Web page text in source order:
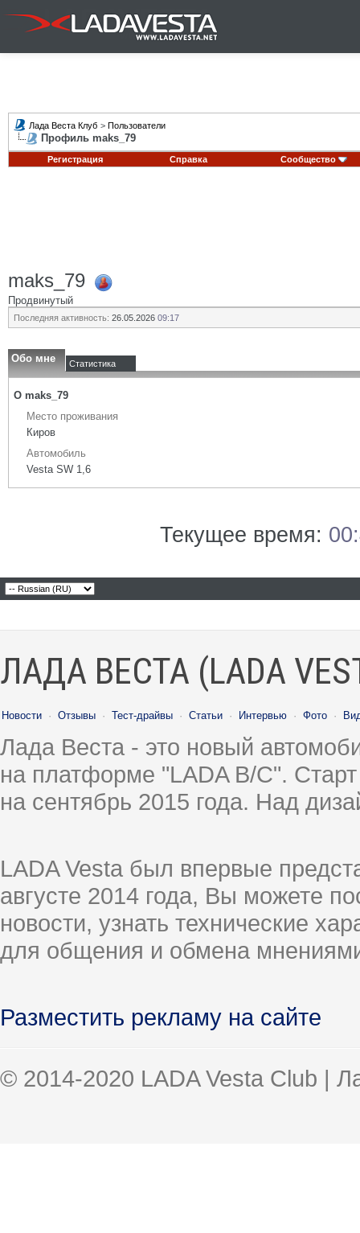
Лада Веста Клуб > Пользователи
Профиль maks_79
Регистрация Справка Сообщество
maks_79
Продвинутый
Последняя активность: 26.05.2026 09:17
Обо мне Статистика
О maks_79
Место проживания
Киров
Автомобиль
Vesta SW 1,6
Текущее время:
ЛАДА ВЕСТА (LADA
Новости · Отзывы · Тест-драйвы · Статьи · Интервью · Фото ·
Лада Веста - это новый
на платформе "LADA B/C".
на сентябрь 2015 года. Над
LADA Vesta был впервые
августе 2014 года, Вы можете
новости, узнать технические
для общения и обмена
Разместить рекламу на сайте
© 2014-2020 LADA Vesta Club |